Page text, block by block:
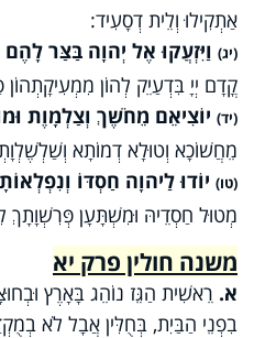
אַתְקִילוּ וְלֵית דְסָעִיד:
(יג) וַיִּזְעֲקוּ אֶל יְהוָה בַּצַּר
קֳדָם יְיָ בִּדְעַיֵק לְהוֹן מִמְעִיקָתְהוֹן
(יד) יוֹצִיאֵם מֵחֹשֶׁךְ וְצַלְמָוֶת
מֵחֲשׁוֹכָא וְטוּלָא דְמוֹתָא
(טו) יוֹדוּ לַיהוָה חַסְדּוֹ
מְטוּל חַסְדֵיהּ וּמִשְׁתָּעָן פְּרִשְׁוָתָךְ
משנה חולין פרק יא
א. רֵאשִׁית הַגֵּז נוֹהֵג בָּאָרֶץ
בִפְנֵי הַבַּיִת, בְּחֻלִּין אֲבָל לֹא